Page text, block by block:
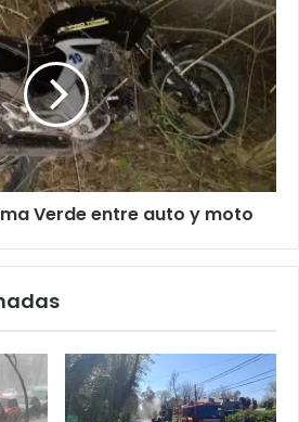
Verde entre auto y moto